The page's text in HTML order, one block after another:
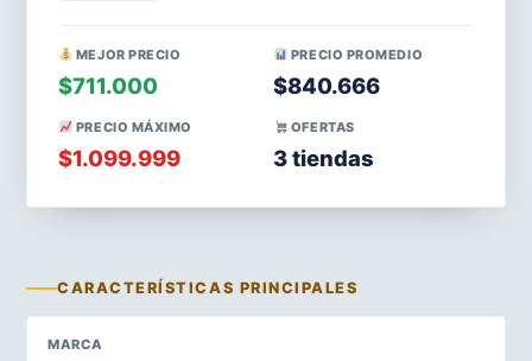
MEJOR PRECIO
$711.000
PRECIO PROMEDIO
$840.666
PRECIO MÁXIMO
$1.099.999
OFERTAS
3 tiendas
CARACTERÍSTICAS PRINCIPALES
MARCA